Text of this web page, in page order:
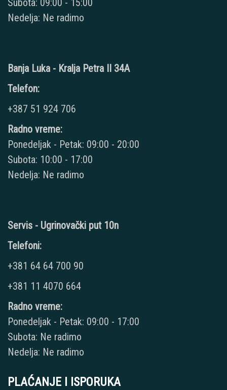
Subota: 09:00 - 15:00
Nedelja: Ne radimo
Banja Luka - Kralja Petra II 34A
Telefon:
+387 51 924 706
Radno vreme:
Ponedeljak - Petak: 09:00 - 20:00
Subota: 10:00 - 17:00
Nedelja: Ne radimo
Servis - Ugrinovački put 10n
Telefoni:
+381 64 64 700 90
+381 11 4070 664
Radno vreme:
Ponedeljak - Petak: 09:00 - 17:00
Subota: Ne radimo
Nedelja: Ne radimo
PLAĆANJE I ISPORUKA